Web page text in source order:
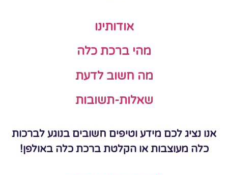
אודותינו
מהי ברכת כלה
מה חשוב לדעת
שאלות-תשובות
אנו נציג לכם מידע וטיפים חשובים בנוגע לברכות
כלה מעוצבות או הקלטת ברכת כלה באולפן!